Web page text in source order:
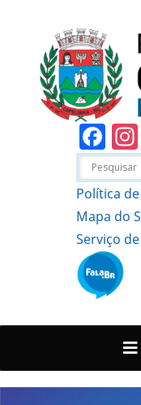
Política
Mapa do
Serviço